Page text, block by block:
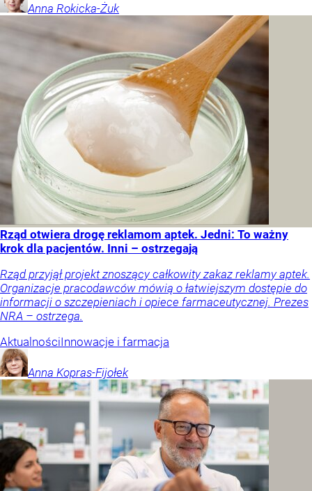
Anna Rokicka-Żuk
Rząd otwiera drogę reklamom aptek. Jedni: To ważny
krok dla pacjentów. Inni – ostrzegają
Rząd przyjął projekt znoszący całkowity zakaz reklamy aptek.
Organizacje pracodawców mówią o łatwiejszym dostępie do
informacji o szczepieniach i opiece farmaceutycznej. Prezes
NRA – ostrzega.
AktualnościInnowacje i farmacja
Anna Kopras-Fijołek